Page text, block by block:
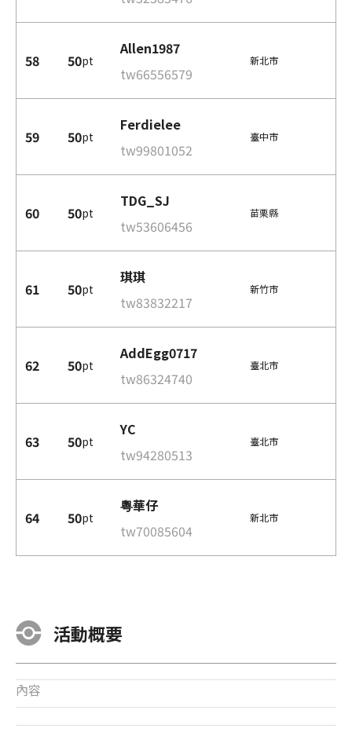
58 50pt
Allen1987
tw66556579
新北市
59 50pt
Ferdielee
tw99801052
臺中市
60 50pt
TDG_SJ
tw53606456
苗栗縣
61 50pt
琪琪
tw83832217
新竹市
62 50pt
AddEgg0717
tw86324740
臺北市
63 50pt
YC
tw94280513
臺北市
64 50pt
粵華仔
tw70085604
新北市
活動概要
內容